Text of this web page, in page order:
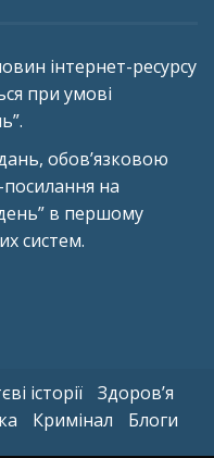
інтернет-ресурсу
при умові
обов’язковою
на
в першому
систем.
історії
Здоров’я
Кримінал Блоги